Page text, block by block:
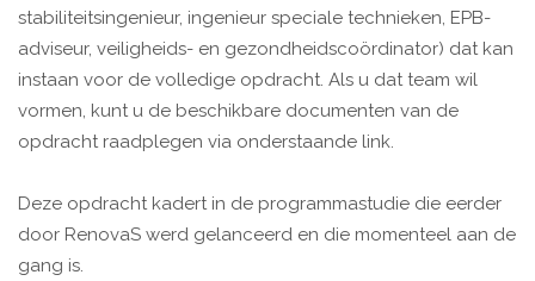
stabiliteitsingenieur, ingenieur speciale technieken, EPB-
adviseur, veiligheids- en gezondheidscoördinator) dat kan
instaan voor de volledige opdracht. Als u dat team wil
vormen, kunt u de beschikbare documenten van de
opdracht raadplegen via onderstaande link.
Deze opdracht kadert in de programmastudie die eerder
door RenovaS werd gelanceerd en die momenteel aan de
gang is.